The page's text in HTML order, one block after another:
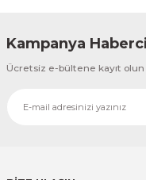
Evinemoda
Gold Yapraklı Çiçek 3 Parça
1.700,00 TL ÜRÜNÜ
Kampanya
Ücretsiz e-bültene kayıt